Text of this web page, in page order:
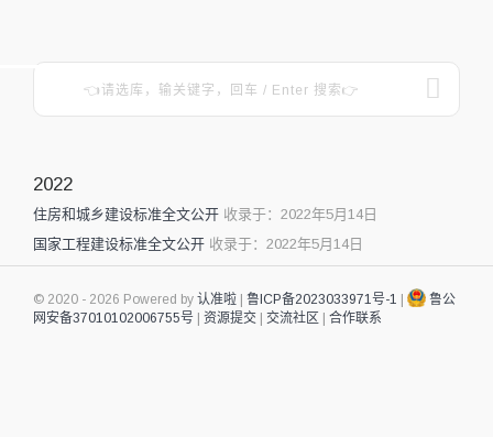
2022
住房和城乡建设标准全文公开 收录于：2022年5月14日
国家工程建设标准全文公开 收录于：2022年5月14日
© 2020 - 2026 Powered by 认准啦 鲁ICP备2023033971号-1
鲁公
网安备37010102006755号
资源提交 交流社区 合作联系